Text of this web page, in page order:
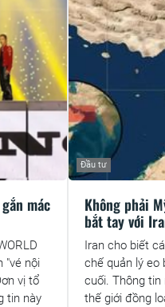
mác
"vé nội
vị tổ
tin này
Không phải
bắt tay với
Đầu tư
Iran cho biết
chế quản lý eo
cuối. Thông tin
thế giới đồng